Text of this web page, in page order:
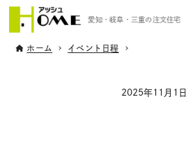
愛知・岐阜・三重の注文住宅
ホーム イベント日程
2025年11月1日